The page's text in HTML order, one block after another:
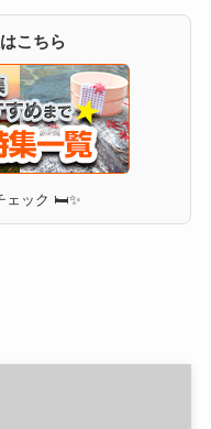
こちら
ェック 🛏✨